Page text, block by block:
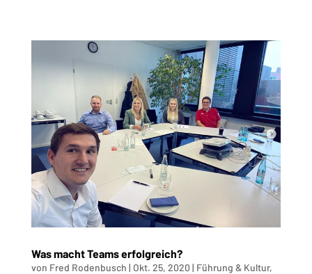
Was macht Teams erfolgreich?
von Fred Rodenbusch | Okt. 25, 2020 | Führung & Kultur,